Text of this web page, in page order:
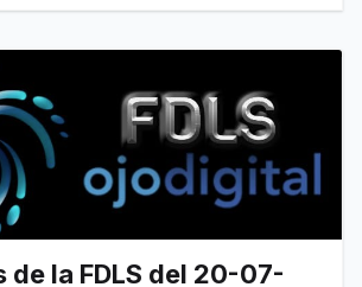
de la FDLS del 20-07-